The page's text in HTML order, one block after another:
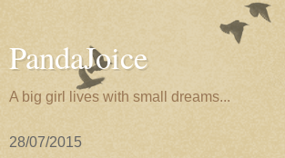
PandaJoice
A big girl lives with small dreams...
28/07/2015